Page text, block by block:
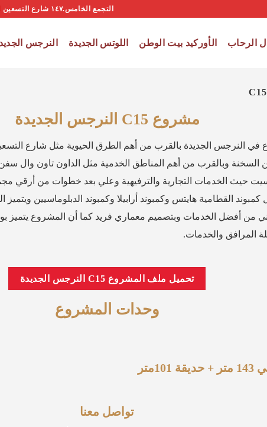
التجمع الخامس.١٤٧ شارع التسعين الجنوبي المنطقة التانية الحى السادس امام المستشفى الجوى
الرحاب الأوركيد بيت الوطن اللوتس الجديدة النرجس
مشروع C15 النرجس الجديدة
في النرجس الجديدة بالقرب من أهم الطرق الحيوية مثل شارع
السخنة وبالقرب من أهم المناطق الخدمية مثل الداون تاون وال سفن
حيث الخدمات التجارية والترفيهية وعلي بعد خطوات من أرقي
القطامية هايتس وكمبوند أرابيلا وكمبوند الدبلوماسيين
من أفضل الخدمات وبتصميم معماري فريد كما أن المشروع يتميز
المرافق والخدمات.
تحميل ملف المشروع C15 النرجس الجديدة
وحدات المشروع
تواصل معنا